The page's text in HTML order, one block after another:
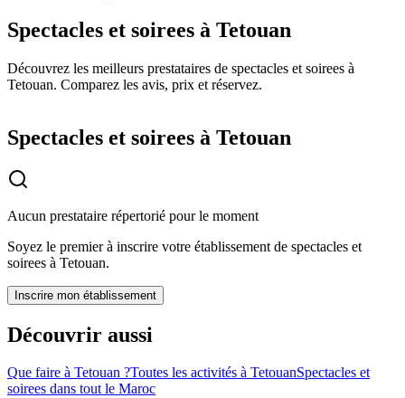
Spectacles et soirees à Tetouan
Découvrez les meilleurs prestataires de spectacles et soirees à
Tetouan. Comparez les avis, prix et réservez.
Spectacles et soirees à Tetouan
Aucun prestataire répertorié pour le moment
Soyez le premier à inscrire votre établissement de spectacles et
soirees à Tetouan.
Inscrire mon établissement
Découvrir aussi
Que faire à Tetouan ?Toutes les activités à TetouanSpectacles et
soirees dans tout le Maroc